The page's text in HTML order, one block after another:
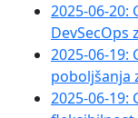
2025-06-20:
2025-06-19:
poboljšanja
2025-06-19: